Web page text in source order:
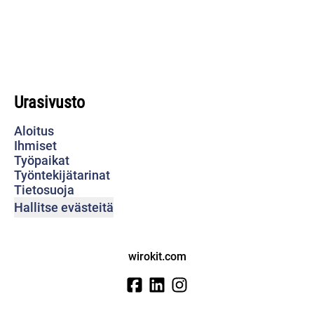
Urasivusto
Aloitus
Ihmiset
Työpaikat
Työntekijätarinat
Tietosuoja
Hallitse evästeitä
wirokit.com